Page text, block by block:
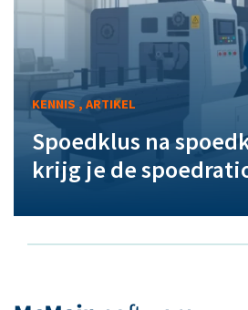
KENNIS , ARTIKEL
Spoedklus na
krijg je de